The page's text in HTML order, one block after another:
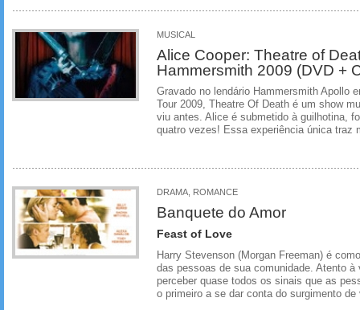
MUSICAL
Alice Cooper: Theatre of
Hammersmith 2009 (DVD +
Gravado no lendário Hammersmith Apollo
Tour 2009, Theatre Of Death é um show
viu antes. Alice é submetido à guilhotina,
quatro vezes! Essa experiência única traz
DRAMA, ROMANCE
Banquete do Amor
Feast of Love
Harry Stevenson (Morgan Freeman) é
das pessoas de sua comunidade. Atento
perceber quase todos os sinais que as
o primeiro a se dar conta do surgimento de